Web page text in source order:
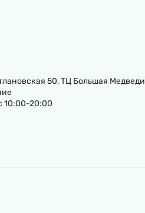
50, ТЦ Большая
10:00-20:00